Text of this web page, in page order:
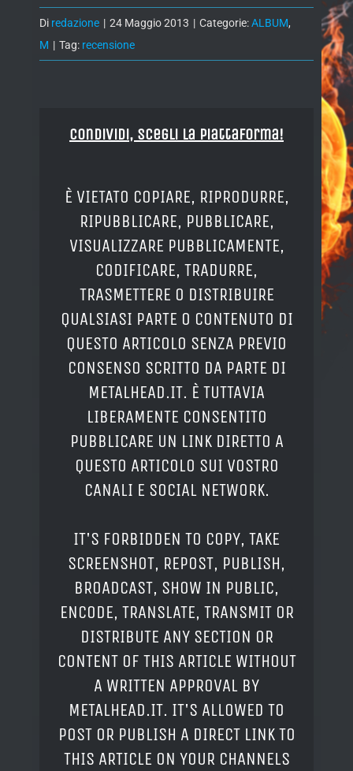
Di redazione | 24 Maggio 2013 | Categorie:ALBUM,
M | Tag: recensione
Condividi, Scegli la piattaforma!
È VIETATO COPIARE, RIPRODURRE,
RIPUBBLICARE, PUBBLICARE,
VISUALIZZARE PUBBLICAMENTE,
CODIFICARE, TRADURRE,
TRASMETTERE O DISTRIBUIRE
QUALSIASI PARTE O CONTENUTO DI
QUESTO ARTICOLO SENZA PREVIO
CONSENSO SCRITTO DA PARTE DI
METALHEAD.IT. È TUTTAVIA
LIBERAMENTE CONSENTITO
PUBBLICARE UN LINK DIRETTO A
QUESTO ARTICOLO SUI VOSTRO
CANALI E SOCIAL NETWORK.
IT'S FORBIDDEN TO COPY, TAKE
SCREENSHOT, REPOST, PUBLISH,
BROADCAST, SHOW IN PUBLIC,
ENCODE, TRANSLATE, TRANSMIT OR
DISTRIBUTE ANY SECTION OR
CONTENT OF THIS ARTICLE WITHOUT
A WRITTEN APPROVAL BY
METALHEAD.IT. IT'S ALLOWED TO
POST OR PUBLISH A DIRECT LINK TO
THIS ARTICLE ON YOUR CHANNELS